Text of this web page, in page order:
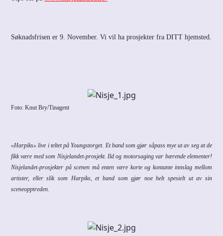
Søknadsfrisen er 9. November. Vi vil ha prosjekter fra DITT hjemsted.
Foto: Knut Bry/Tinagent
«Harpiks» live i teltet på Youngstorget. Et band som gjør såpass mye ut av seg at de
fikk være med som Nisjelandet-prosjekt. Ild og motorsaging var bærende elementer!
Nisjelandet-prosjekter på scenen må enten være korte og kontante innslag mellom
artister, eller slik som Harpiks, et band som gjør noe helt spesielt ut av sin
sceneopptreden.